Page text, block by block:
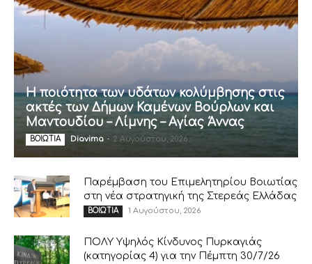
Η ποιότητα των υδάτων κολύμβησης στις
ακτές των Δήμων Καμένων Βούρλων και
Μαντουδίου – Λίμνης – Αγίας Άννας
ΒΟΙΩΤΙΑ Diavima - 2 Αυγούστου, 2026
Παρέμβαση του Επιμελητηρίου Βοιωτίας
στη νέα στρατηγική της Στερεάς Ελλάδας
ΒΟΙΩΤΙΑ 1 Αυγούστου, 2026
ΠΟΛΥ Υψηλός Κίνδυνος Πυρκαγιάς
(κατηγορίας 4) για την Πέμπτη 30/7/26